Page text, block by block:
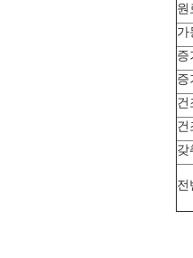
원
가
증
증
건
건
갖
전